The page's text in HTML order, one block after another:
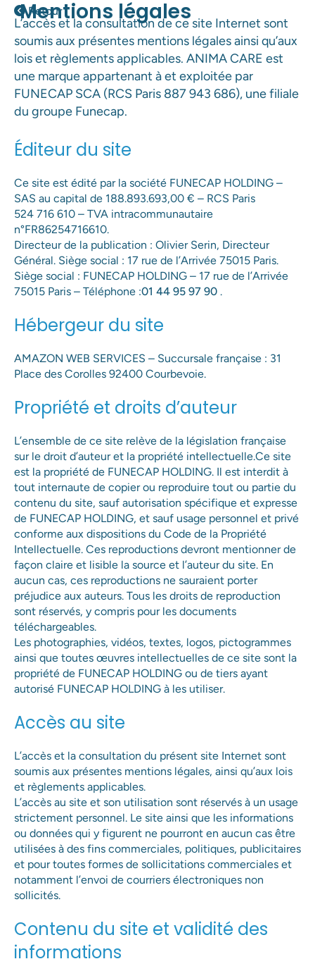
Retour
Mentions légales
L’accès et la consultation de ce site Internet sont
soumis aux présentes mentions légales ainsi qu’aux
lois et règlements applicables. ANIMA CARE est
une marque appartenant à et exploitée par
FUNECAP SCA (RCS Paris 887 943 686), une filiale
du groupe Funecap.
Éditeur du site
Ce site est édité par la société FUNECAP HOLDING –
SAS au capital de 188.893.693,00 € – RCS Paris
524 716 610 – TVA intracommunautaire
n°FR86254716610.
Directeur de la publication : Olivier Serin, Directeur
Général. Siège social : 17 rue de l’Arrivée 75015 Paris.
Siège social : FUNECAP HOLDING – 17 rue de l’Arrivée
75015 Paris – Téléphone :01 44 95 97 90 .
Hébergeur du site
AMAZON WEB SERVICES – Succursale française : 31
Place des Corolles 92400 Courbevoie.
Propriété et droits d’auteur
L’ensemble de ce site relève de la législation française
sur le droit d’auteur et la propriété intellectuelle.Ce site
est la propriété de FUNECAP HOLDING. Il est interdit à
tout internaute de copier ou reproduire tout ou partie du
contenu du site, sauf autorisation spécifique et expresse
de FUNECAP HOLDING, et sauf usage personnel et privé
conforme aux dispositions du Code de la Propriété
Intellectuelle. Ces reproductions devront mentionner de
façon claire et lisible la source et l’auteur du site. En
aucun cas, ces reproductions ne sauraient porter
préjudice aux auteurs. Tous les droits de reproduction
sont réservés, y compris pour les documents
téléchargeables.
Les photographies, vidéos, textes, logos, pictogrammes
ainsi que toutes œuvres intellectuelles de ce site sont la
propriété de FUNECAP HOLDING ou de tiers ayant
autorisé FUNECAP HOLDING à les utiliser.
Accès au site
L’accès et la consultation du présent site Internet sont
soumis aux présentes mentions légales, ainsi qu’aux lois
et règlements applicables.
L’accès au site et son utilisation sont réservés à un usage
strictement personnel. Le site ainsi que les informations
ou données qui y figurent ne pourront en aucun cas être
utilisées à des fins commerciales, politiques, publicitaires
et pour toutes formes de sollicitations commerciales et
notamment l’envoi de courriers électroniques non
sollicités.
Contenu du site et validité des
informations